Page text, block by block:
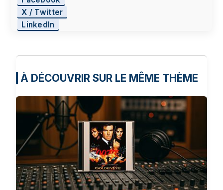
X / Twitter
LinkedIn
À DÉCOUVRIR SUR LE MÊME THÈME